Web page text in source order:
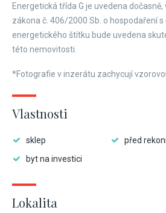
Energetická třída G je uvedena
zákona č. 406/2000 Sb. o hospodaření
energetického štítku bude uvedena
této nemovitosti.
*Fotografie v inzerátu zachycují
Vlastnosti
sklep
před
byt na investici
Lokalita